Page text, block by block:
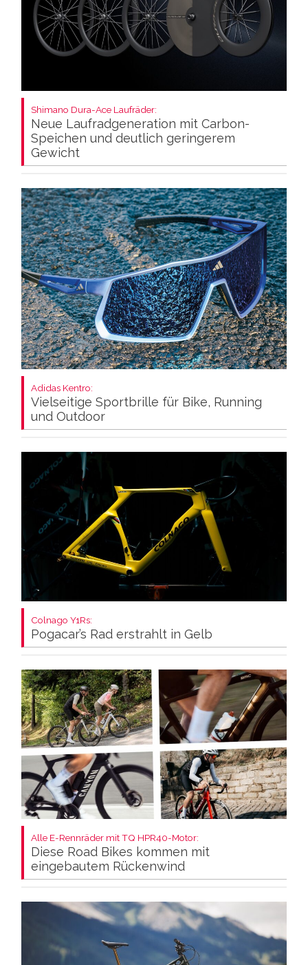
Shimano Dura-Ace Laufräder:
Neue Laufradgeneration mit Carbon-
Speichen und deutlich geringerem
Gewicht
Adidas Kentro:
Vielseitige Sportbrille für Bike, Running
und Outdoor
Colnago Y1Rs:
Pogacar’s Rad erstrahlt in Gelb
Alle E-Rennräder mit TQ HPR40-Motor:
Diese Road Bikes kommen mit
eingebautem Rückenwind